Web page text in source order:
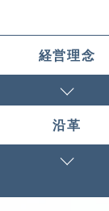
経営理念
沿革